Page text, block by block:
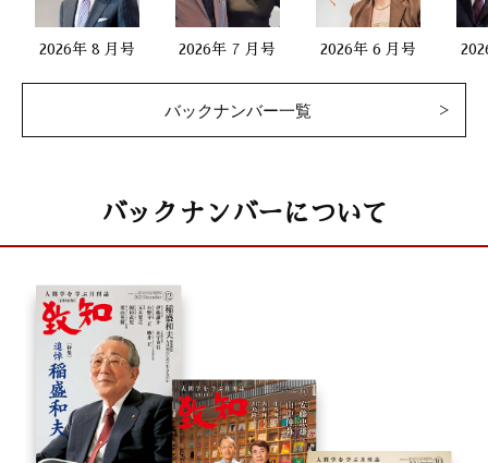
2026年 8 月号 2026年 7 月号 2026年 6 月号
バックナンバー一覧
バックナンバーについて